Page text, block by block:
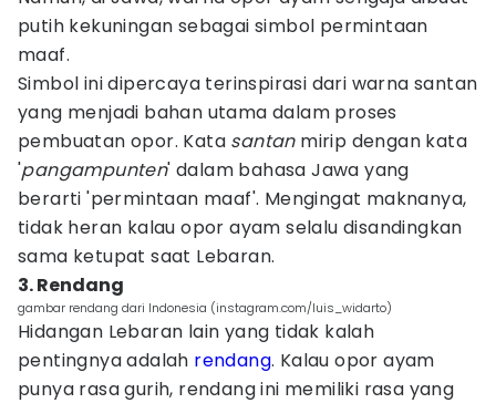
putih kekuningan sebagai simbol permintaan
maaf.
Simbol ini dipercaya terinspirasi dari warna santan
yang menjadi bahan utama dalam proses
pembuatan opor. Kata santanmirip dengan kata
'pangampunten' dalam bahasa Jawa yang
berarti 'permintaan maaf'. Mengingat maknanya,
tidak heran kalau opor ayam selalu disandingkan
sama ketupat saat Lebaran.
3. Rendang
gambar rendang dari Indonesia (instagram.com/luis_widarto)
Hidangan Lebaran lain yang tidak kalah
pentingnya adalah rendang. Kalau opor ayam
punya rasa gurih, rendang ini memiliki rasa yang